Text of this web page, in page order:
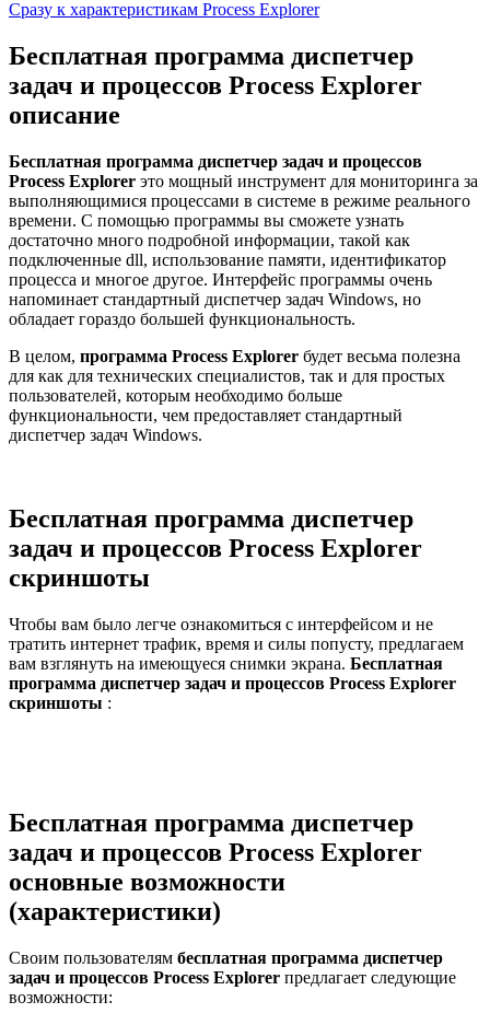
Сразу к характеристикам Process Explorer
Бесплатная программа диспетчер
задач и процессов Process Explorer
описание
Бесплатная программа диспетчер задач и процессов
Process Explorer это мощный инструмент для мониторинга за
выполняющимися процессами в системе в режиме реального
времени. С помощью программы вы сможете узнать
достаточно много подробной информации, такой как
подключенные dll, использование памяти, идентификатор
процесса и многое другое. Интерфейс программы очень
напоминает стандартный диспетчер задач Windows, но
обладает гораздо большей функциональность.
В целом, программа Process Explorer будет весьма полезна
для как для технических специалистов, так и для простых
пользователей, которым необходимо больше
функциональности, чем предоставляет стандартный
диспетчер задач Windows.
Бесплатная программа диспетчер
задач и процессов Process Explorer
скриншоты
Чтобы вам было легче ознакомиться с интерфейсом и не
тратить интернет трафик, время и силы попусту, предлагаем
вам взглянуть на имеющуеся снимки экрана. Бесплатная
программа диспетчер задач и процессов Process Explorer
скриншоты :
Бесплатная программа диспетчер
задач и процессов Process Explorer
основные возможности
(характеристики)
Своим пользователям бесплатная программа диспетчер
задач и процессов Process Explorer предлагает следующие
возможности: